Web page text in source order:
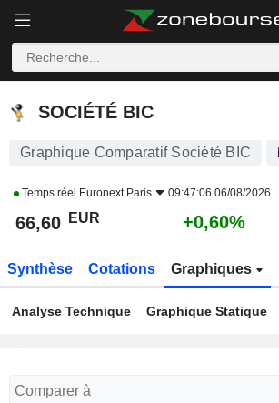
SOCIÉTÉ BIC
SOCIÉTÉ BIC
Graphique Comparatif Société BIC
Temps réel Euronext Paris 09:47:06 06/08/2026
66,60 EUR +0,60%
Synthèse Cotations Graphiques
Analyse Technique Graphique Statique